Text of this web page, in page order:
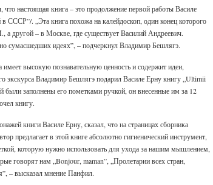
настоящая книга – это продолжение первой работы Василе
СССР”/. „Эта книга похожа на калейдоскоп, один конец которого
а другой – в Москве, где существует Василий Андреевич.
сумасшедших идеях”, – подчеркнул Владимир Бешлягэ.
имеет высокую познавательную ценность и содержит идеи,
экскурса Владимир Бешлягэ подарил Василе Ерну книгу „Ultimii
были заполнены его пометками ручкой, он внесенные им за 12
книгу.
книги Василе Ерну, сказал, что на страницах сборника
предлагает в этой книге абсолютно гигиенический инструмент,
которую нужно использовать для ухода за нашим мышлением,
говорят нам „Bonjour, maman”, „Пролетарии всех стран,
– высказал мнение Панфил.